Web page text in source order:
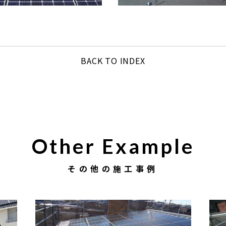
BACK TO INDEX
Other Example
その他の施工事例